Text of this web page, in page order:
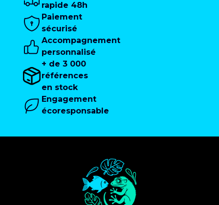
rapide 48h
Paiement
sécurisé
Accompagnement
personnalisé
+ de 3 000
références
en stock
Engagement
écoresponsable